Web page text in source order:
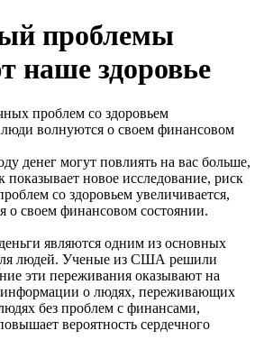
проблемы
наше здоровье
проблем со здоровьем
люди волнуются о своем финансовом
денег могут повлиять на вас больше,
показывает новое исследование, риск
со здоровьем увеличивается,
о своем финансовом состоянии.
являются одним из основных
людей. Ученые из США решили
эти переживания оказывают на
информации о людях, переживающих
без проблем с финансами,
вероятность сердечного